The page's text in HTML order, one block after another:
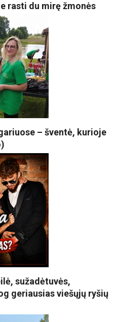
rasti du mirę žmonės
– šventė, kurioje
sužadėtuvės,
geriausias viešųjų ryšių